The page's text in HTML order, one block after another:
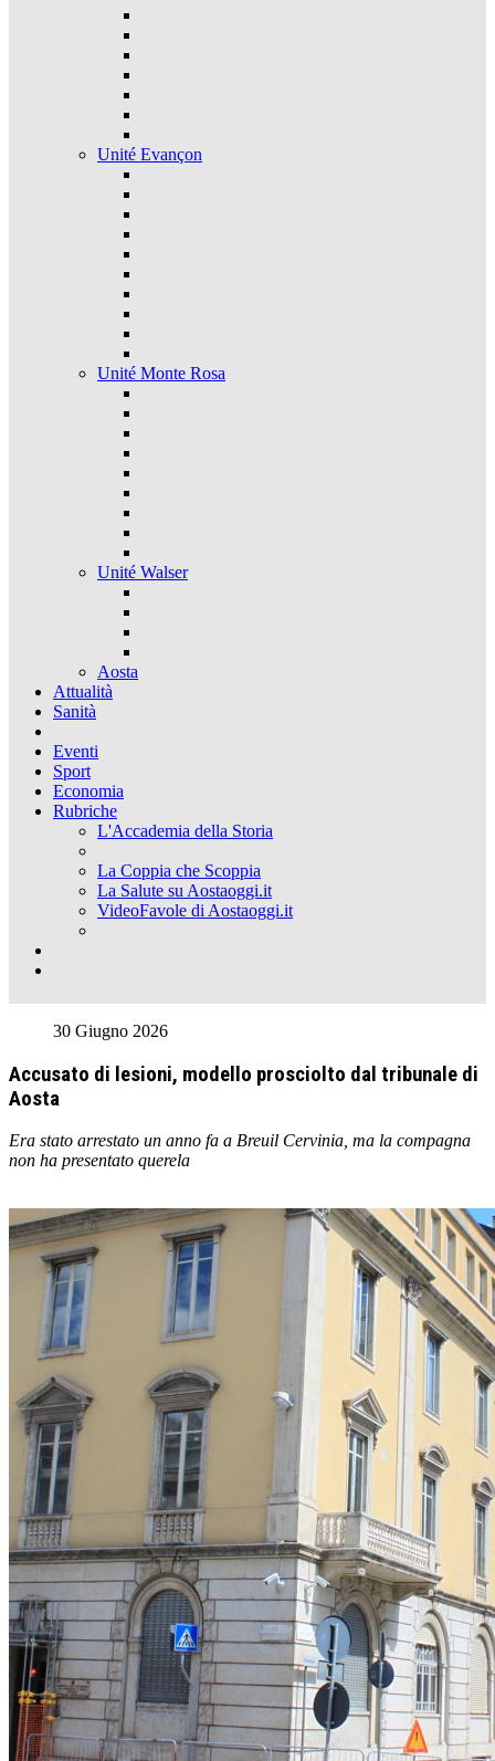
Unité Evançon
Unité Monte Rosa
Unité Walser
Aosta
Attualità
Sanità
Eventi
Sport
Economia
Rubriche
L'Accademia della Storia
La Coppia che Scoppia
La Salute su Aostaoggi.it
VideoFavole di Aostaoggi.it
30 Giugno 2026
Accusato di lesioni, modello prosciolto dal tribunale di
Aosta
Era stato arrestato un anno fa a Breuil Cervinia, ma la compagna
non ha presentato querela